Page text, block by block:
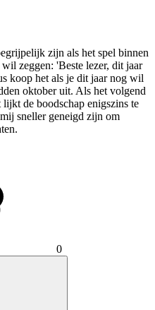
zijn als het spel binnen
zeggen: 'Beste lezer, dit jaar
koop het als je dit jaar nog wil
oktober uit. Als het volgend
de boodschap enigszins te
sneller geneigd zijn om
0